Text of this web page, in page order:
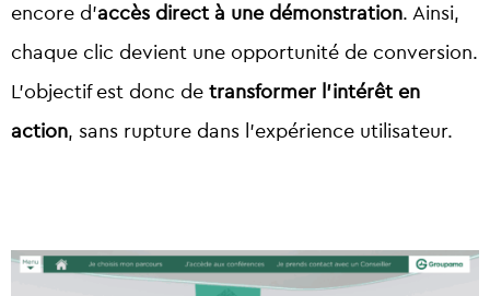
encore d’accès direct à une démonstration. Ainsi,
chaque clic devient une opportunité de conversion.
L’objectif est donc de transformer l’intérêt en
action, sans rupture dans l’expérience utilisateur.